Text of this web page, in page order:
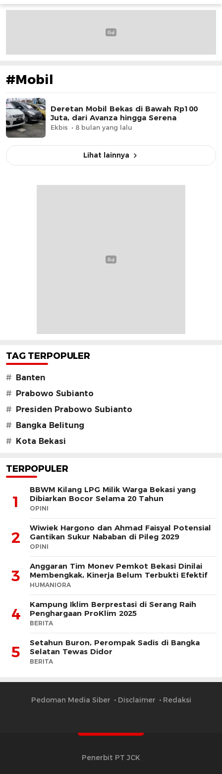
#Mobil
Deretan Mobil Bekas di Bawah Rp100
Juta, dari Avanza hingga Serena
Ekbis 8 bulan yang lalu
Lihat lainnya
TAG TERPOPULER
# Banten
# Prabowo Subianto
# Presiden Prabowo Subianto
# Bangka Belitung
# Kota Bekasi
TERPOPULER
1
BBWM Kilang LPG Milik Warga Bekasi yang
Dibiarkan Bocor Selama 20 Tahun
OPINI
2
Wiwiek Hargono dan Ahmad Faisyal Potensial
Gantikan Sukur Nababan di Pileg 2029
OPINI
3
Anggaran Tim Monev Pemkot Bekasi Dinilai
Membengkak, Kinerja Belum Terbukti Efektif
HUMANIORA
4
Kampung Iklim Berprestasi di Serang Raih
Penghargaan ProKlim 2025
BERITA
5
Setahun Buron, Perompak Sadis di Bangka
Selatan Tewas Didor
BERITA
Pedoman Media Siber Disclaimer Redaksi
Penerbit PT JCK